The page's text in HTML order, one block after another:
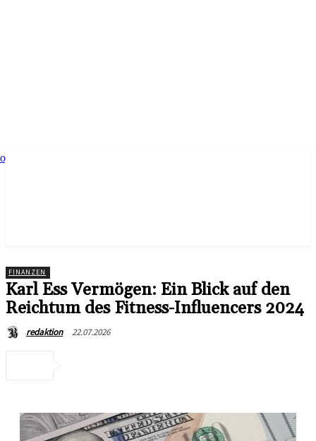
FINANZEN
Karl Ess Vermögen: Ein Blick auf den
Reichtum des Fitness-Influencers 2024
redaktion 22.07.2026